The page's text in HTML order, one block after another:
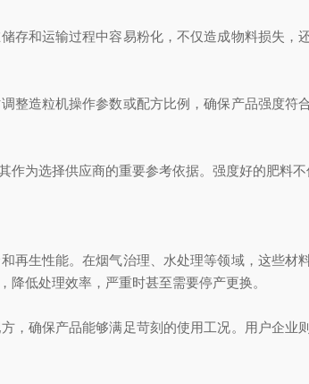
和运输过程中容易粉化，不仅造成物料损失，
造粒机操作参数或配方比例，确保产品强度符
选择供应商的重要参考依据。强度好的肥料不
生性能。在烟气治理、水处理等领域，这些材
低处理效率，严重时甚至需要停产更换。
确保产品能够满足苛刻的使用工况。用户企业